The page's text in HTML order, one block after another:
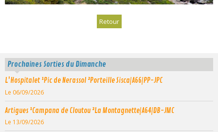
Retour
Prochaines Sorties du Dimanche
L'Hospitalet ¹Pic de Nerassol ²Porteille Sisca|A66|PP-JPC
Le 06/09/2026
Artigues ¹Campana de Cloutou ²La Montagnette|A64|DB-JMC
Le 13/09/2026